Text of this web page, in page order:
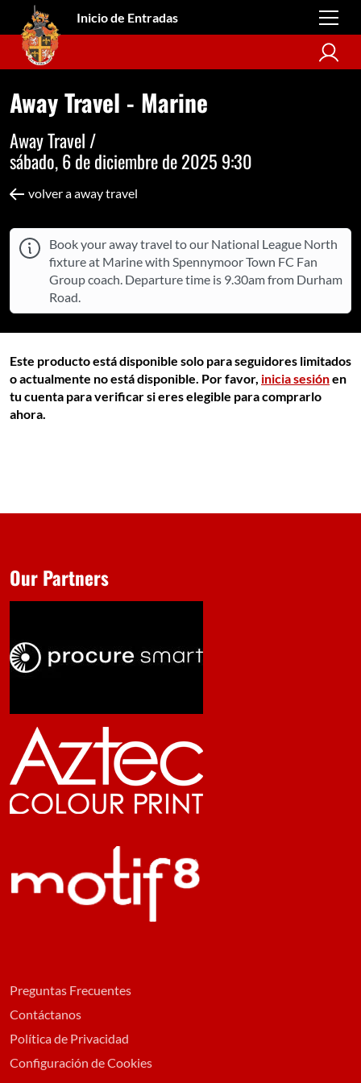
Inicio de Entradas
Away Travel - Marine
Away Travel /
sábado, 6 de diciembre de 2025 9:30
volver a away travel
Book your away travel to our National League North
fixture at Marine with Spennymoor Town FC Fan
Group coach. Departure time is 9.30am from Durham
Road.
Este producto está disponible solo para seguidores limitados
o actualmente no está disponible. Por favor, inicia sesiónen
tu cuenta para verificar si eres elegible para comprarlo
ahora.
Preguntas Frecuentes
Contáctanos
Política de Privacidad
Configuración de Cookies
Our Partners